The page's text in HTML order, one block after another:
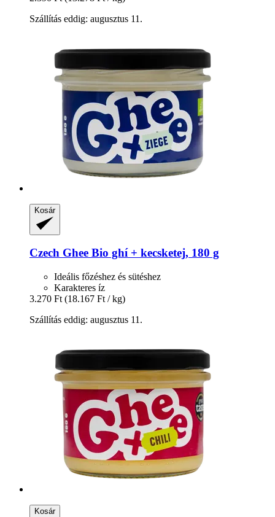
Szállítás eddig: augusztus 11.
Kosár
Czech Ghee Bio ghí + kecsketej, 180 g
Ideális főzéshez és sütéshez
Karakteres íz
3.270 Ft (18.167 Ft / kg)
Szállítás eddig: augusztus 11.
Kosár